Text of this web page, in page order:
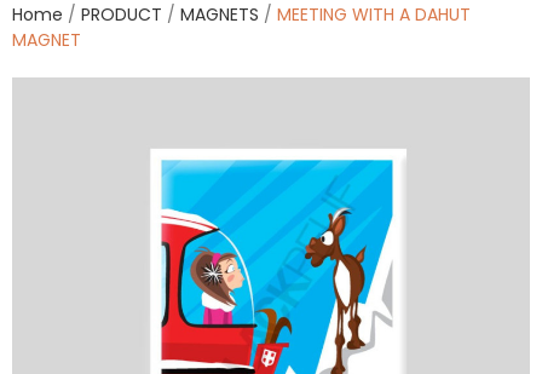
Home PRODUCT MAGNETS
MEETING WITH A DAHUT
MAGNET